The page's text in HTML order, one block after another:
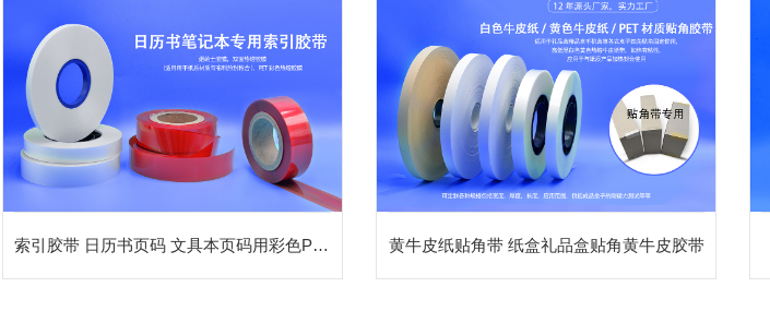
索引胶带 日历书页码 文具本页码用彩色PET热熔胶带 各种颜色PET热熔胶膜 黄牛皮纸贴角带 纸盒礼品盒贴角黄牛皮胶带